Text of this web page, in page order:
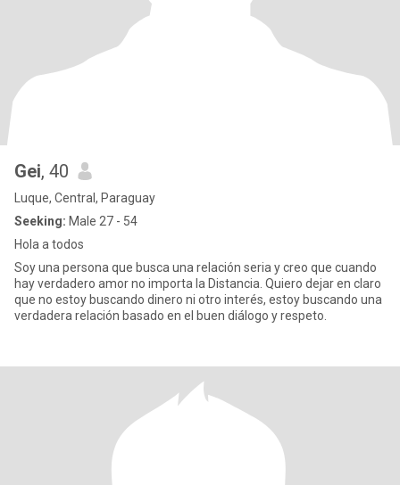
Gei, 40
Luque, Central, Paraguay
Seeking: Male 27 - 54
Hola a todos
Soy una persona que busca una relación seria y creo que cuando
hay verdadero amor no importa la Distancia. Quiero dejar en claro
que no estoy buscando dinero ni otro interés, estoy buscando una
verdadera relación basado en el buen diálogo y respeto.